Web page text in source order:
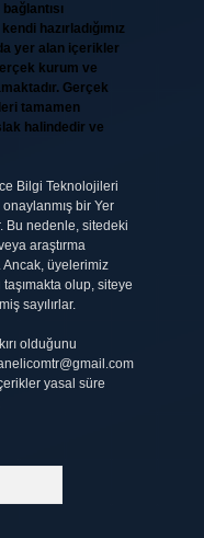
hazırladığımız
yer alan içerikler
kurum ve
Gerçek
tamamen
halindedir ve
Bilgi Teknolojileri
bir Yer
Bu nedenle, sitedeki
araştırma
Ancak, üyelerimiz
olup, siteye
sayılırlar.
olduğunu
yasal süre